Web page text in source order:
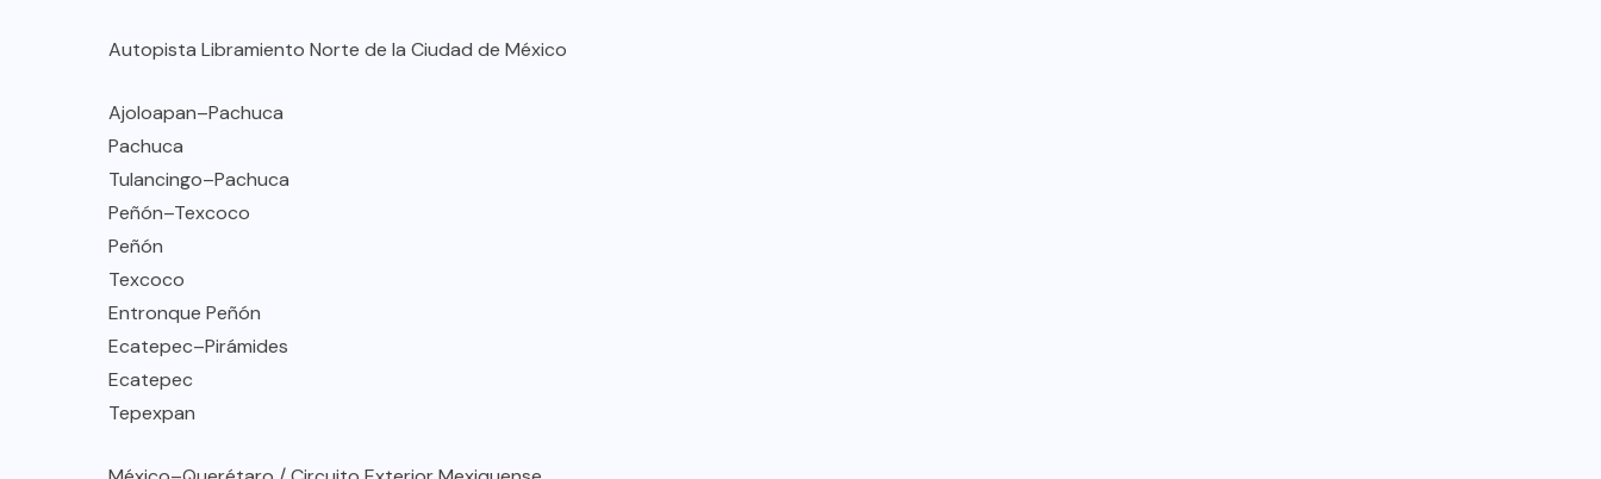
Autopista Libramiento Norte de la Ciudad de México
Ajoloapan–Pachuca
Pachuca
Tulancingo–Pachuca
Peñón–Texcoco
Peñón
Texcoco
Entronque Peñón
Ecatepec–Pirámides
Ecatepec
Tepexpan